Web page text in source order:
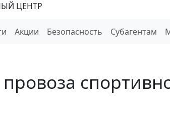
ЦЕНТР
Акции Безопасность Субагентам